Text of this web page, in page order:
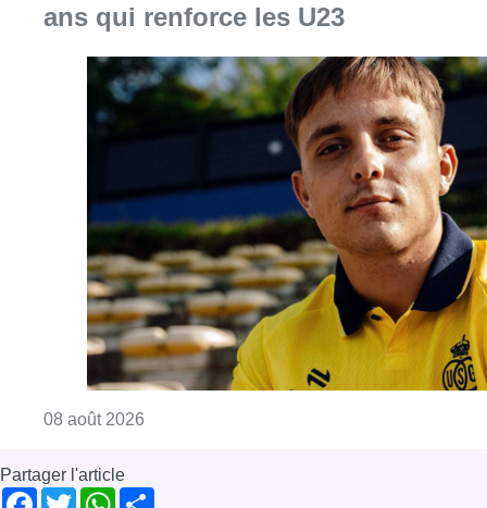
ans qui renforce les U23
08 août 2026
Partager l'article
Facebook
TwitterWhatsApp